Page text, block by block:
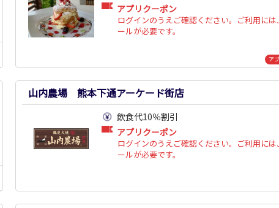
アプリクーポン
ログインのうえご確認ください。ご利用に
ールが必要です。
ア
山内農場 熊本下通アーケード街店
飲食代10％割引
アプリクーポン
ログインのうえご確認ください。ご利用に
ールが必要です。